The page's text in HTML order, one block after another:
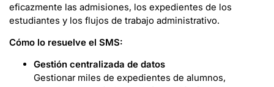
eficazmente las admisiones, los expedientes de los
estudiantes y los flujos de trabajo administrativo.
Cómo lo resuelve el SMS:
Gestión centralizada de datos
Gestionar miles de expedientes de alumnos,